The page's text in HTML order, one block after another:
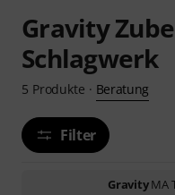
Gravity
Schlagwerk
5 Produkte · Beratung
Filter
GravityMA